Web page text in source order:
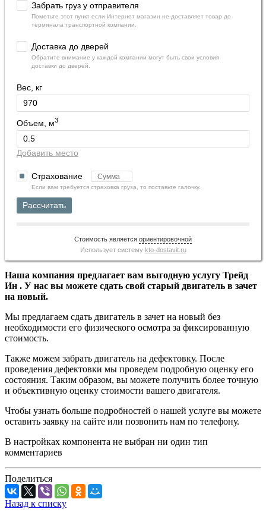
Забрать груз у отправителя
Пометьте этот пункт если Интернет магазин не доставляет товар до
терминала транспортной компании.
Доставка до дверей
Обратите внимание у каждой компании могут быть свои условия
доставки до дверей.
Вес, кг
Объем, м3
Добавить место
Страхование
Если вам требуется страховка груза, то поставьте галочку.
Рассчитать
Стоимость является ориентировочной
Использует систему kto-dostavit.ru
Наша компания предлагает вам выгодную услугу Трейд
Ин . У нас вы можете сдать свой старый двигатель в зачет
на новый.
Мы предлагаем сдать двигатель в зачет на новый без
необходимости его физического осмотра за фиксированную
стоимость.
Также можем забрать двигатель на дефектовку. После
проведения дефектовки мы проведем подробную оценку его
состояния. Таким образом, вы можете получить более точную
и объективную оценку стоимости вашего двигателя.
Чтобы узнать больше подробностей о нашей услуге вы можете
оставить заявку на сайте или позвонить нам по телефону.
В настройках компонента не выбран ни один тип
комментариев
Поделиться
Назад к списку